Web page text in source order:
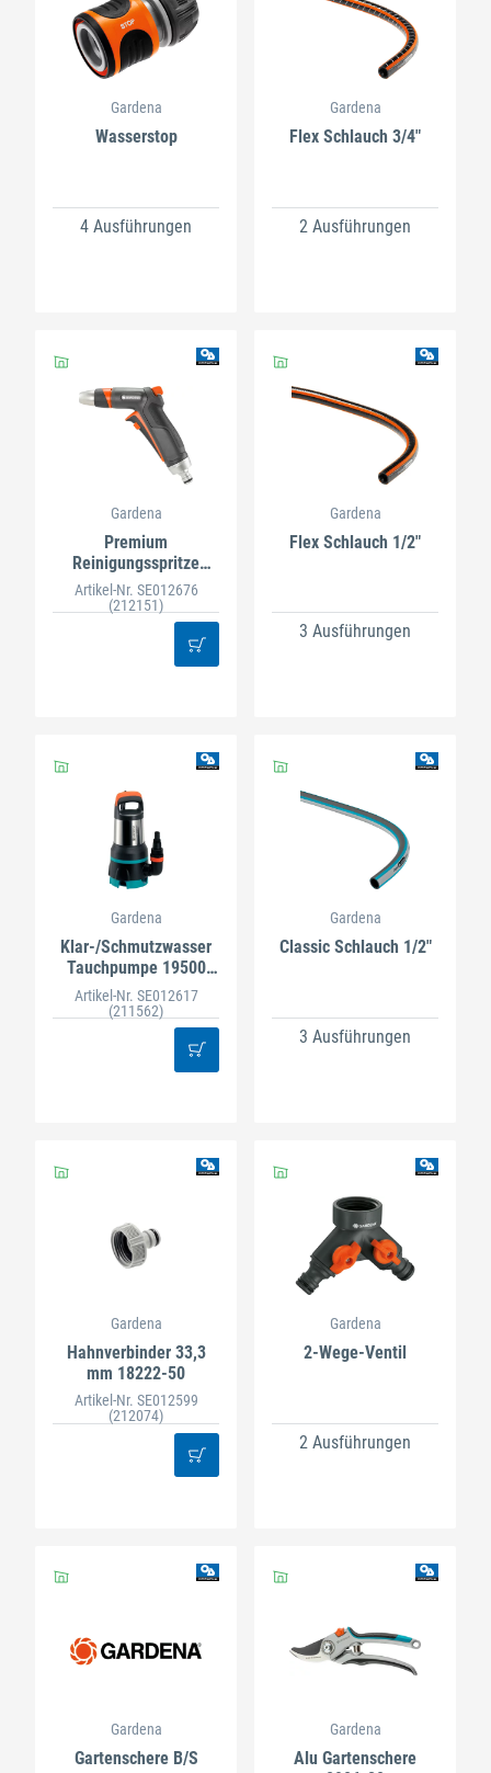
Gardena
Wasserstop
4 Ausführungen
Gardena
Flex Schlauch 3/4"
2 Ausführungen
Gardena
Premium
Reinigungsspritze
18305-20
Artikel-Nr. SE012676
(212151)
Gardena
Flex Schlauch 1/2"
3 Ausführungen
Gardena
Klar-/Schmutzwasser
Tauchpumpe 19500
Aquasensor
Artikel-Nr. SE012617
(211562)
Gardena
Classic Schlauch 1/2"
3 Ausführungen
Gardena
Hahnverbinder 33,3
mm 18222-50
Artikel-Nr. SE012599
(212074)
Gardena
2-Wege-Ventil
2 Ausführungen
Gardena
Gartenschere B/S
Gardena
Alu Gartenschere